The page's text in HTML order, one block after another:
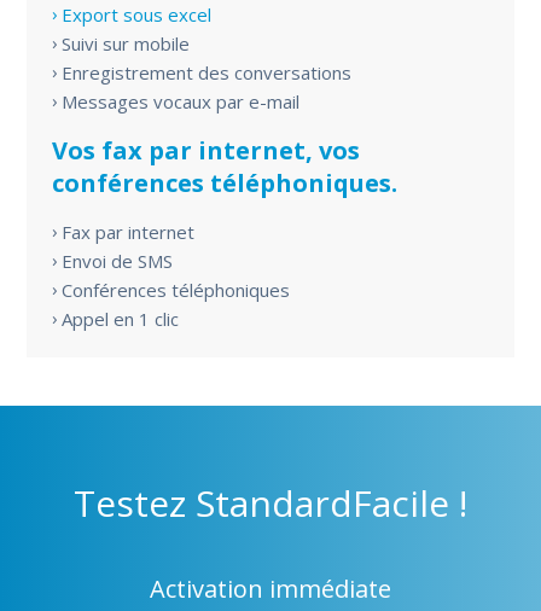
Export sous excel
Suivi sur mobile
Enregistrement des conversations
Messages vocaux par e-mail
Vos fax par internet, vos
conférences téléphoniques.
Fax par internet
Envoi de SMS
Conférences téléphoniques
Appel en 1 clic
Testez StandardFacile !
Activation immédiate